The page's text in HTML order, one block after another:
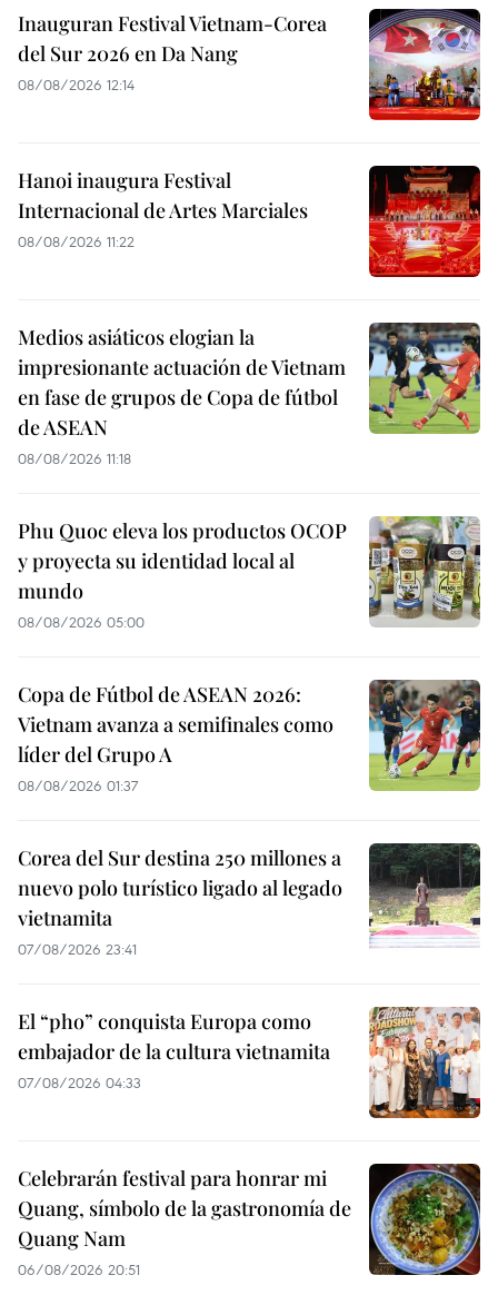
Inauguran Festival Vietnam-Corea
del Sur 2026 en Da Nang
08/08/2026 12:14
Hanoi inaugura Festival
Internacional de Artes Marciales
08/08/2026 11:22
Medios asiáticos elogian la
impresionante actuación de Vietnam
en fase de grupos de Copa de fútbol
de ASEAN
08/08/2026 11:18
Phu Quoc eleva los productos OCOP
y proyecta su identidad local al
mundo
08/08/2026 05:00
Copa de Fútbol de ASEAN 2026:
Vietnam avanza a semifinales como
líder del Grupo A
08/08/2026 01:37
Corea del Sur destina 250 millones a
nuevo polo turístico ligado al legado
vietnamita
07/08/2026 23:41
El “pho” conquista Europa como
embajador de la cultura vietnamita
07/08/2026 04:33
Celebrarán festival para honrar mi
Quang, símbolo de la gastronomía de
Quang Nam
06/08/2026 20:51